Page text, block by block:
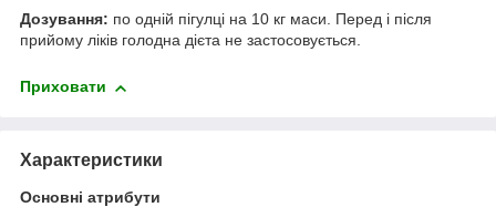
Дозування: по одній пігулці на 10 кг маси. Перед і після
прийому ліків голодна дієта не застосовується.
Приховати
Характеристики
Основні атрибути